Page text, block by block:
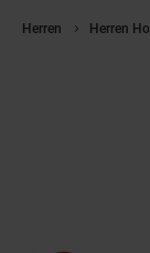
Herren Herren